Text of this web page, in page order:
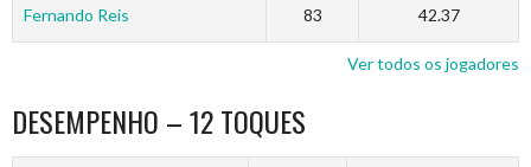
Fernando Reis 83 42.37
Ver todos os jogadores
DESEMPENHO – 12 TOQUES